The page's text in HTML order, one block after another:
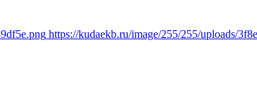
https://kudaekb.ru/image/255/255/uploads/